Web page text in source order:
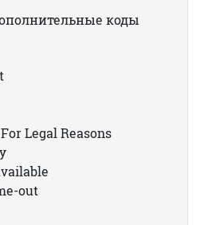
коды
Legal Reasons
out